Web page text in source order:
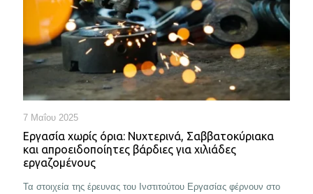
7 Μαΐου 2025
Εργασία χωρίς όρια: Νυχτερινά, Σαββατοκύριακα
και απροειδοποίητες βάρδιες για χιλιάδες
εργαζομένους
Τα στοιχεία της έρευνας του Ινστιτούτου Εργασίας φέρνουν στο